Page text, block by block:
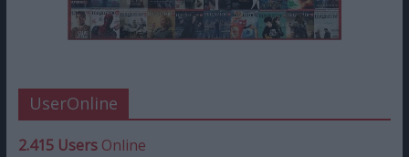
UserOnline
2.415 UsersOnline